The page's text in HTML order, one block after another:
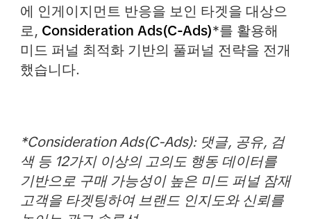
에 인게이지먼트 반응을 보인 타겟을 대상으
로, Consideration Ads(C-Ads)*를 활용해
미드 퍼널 최적화 기반의 풀퍼널 전략을 전개
했습니다.
*Consideration Ads(C-Ads): 댓글, 공유, 검
색 등 12가지 이상의 고의도 행동 데이터를
기반으로 구매 가능성이 높은 미드 퍼널 잠재
고객을 타겟팅하여 브랜드 인지도와 신뢰를